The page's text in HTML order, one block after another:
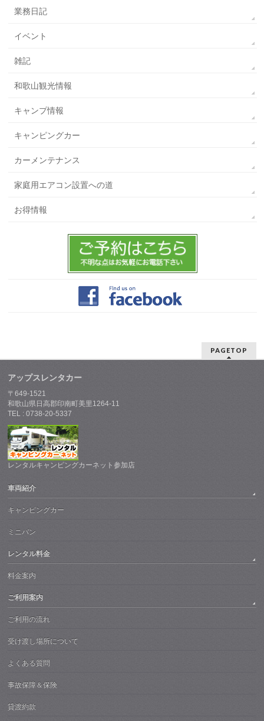
業務日記
イベント
雑記
和歌山観光情報
キャンプ情報
キャンピングカー
カーメンテナンス
家庭用エアコン設置への道
お得情報
PAGETOP
アップスレンタカー
〒649-1521
和歌山県日高郡印南町美里1264-11
TEL : 0738-20-5337
レンタルキャンピングカーネット参加店
車両紹介
キャンピングカー
ミニバン
レンタル料金
料金案内
ご利用案内
ご利用の流れ
受け渡し場所について
よくある質問
事故保障＆保険
貸渡約款